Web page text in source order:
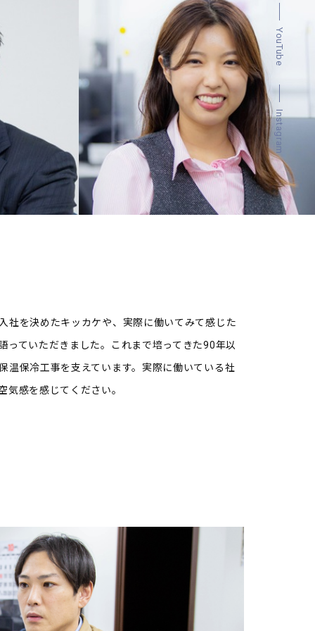
YouTube
Instagram
社を決めたキッカケや、実際に働いてみて感じた
っていただきました。これまで培ってきた90年以
温保冷工事を支えています。実際に働いている社
気感を感じてください。